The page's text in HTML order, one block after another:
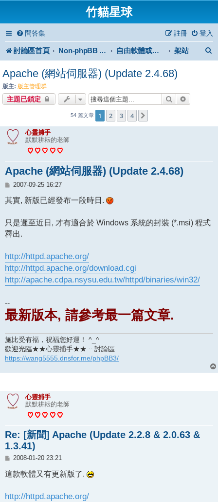
竹貓星球
問答集 登入
註冊
討論區首頁 Non-phpBB specific 自由軟體或免費軟體 架站
Apache (網站伺服器) (Update 2.4.68)
版主: 版主管理群
主題已鎖定 搜尋
54 篇文章 1 2 3 4
心靈捕手
默默耕耘的老師
Apache (網站伺服器) (Update 2.4.68)
文
2007-09-25 16:27
其實, 新版已經發布一段時日.
只是遲至近日, 才有適合於 Windows 系統的封裝 (*.msi) 程式
釋出.
http://httpd.apache.org/
http://httpd.apache.org/download.cgi
http://apache.cdpa.nsysu.edu.tw/httpd/binaries/win32/
--
最新版本, 請參考最一篇文章.
施比受有福，祝福您好運！ ^_^
歡迎光臨★★心靈捕手★★ :: 討論區
https://wang5555.dnsfor.me/phpBB3/
心靈捕手
默默耕耘的老師
Re: [新聞] Apache (Update 2.2.8 & 2.0.63 &
1.3.41)
文
2008-01-20 23:21
這款軟體又有更新版了.
http://httpd.apache.org/